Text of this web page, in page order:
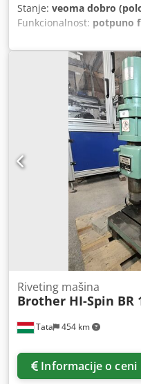
Stanje: veoma dobro
Funkcionalnost: potpuno
5 W, broj vretena:3, broj
ulazni napon:380 V , 4
S500X1/S700X1. Godina
1 KOM SA 4 OSE SA
Aoyap R Doqcoa BEZ
1 KOM SA 4 OSE SA
SISTEMOM ZA FILTRACIJU
Tata 454 km
Riveting mašina
Brother HI-Spin BR
Informacije o ceni